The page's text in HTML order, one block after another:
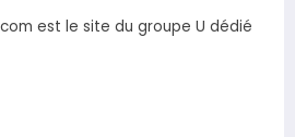
est le site du groupe U dédié